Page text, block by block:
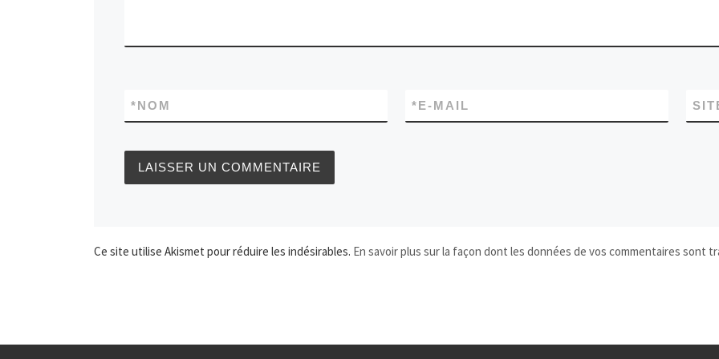
NOM
* E-MAIL
*
Ce site utilise Akismet pour réduire les indésirables. En savoir plus sur la façon dont les données de vos commentaires sont